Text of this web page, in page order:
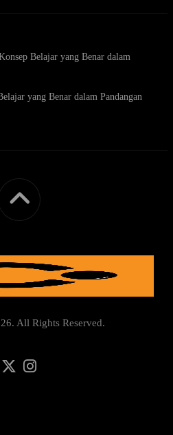
Belajar yang Benar dalam
yang Benar dalam Pandangan
All Rights Reserved.